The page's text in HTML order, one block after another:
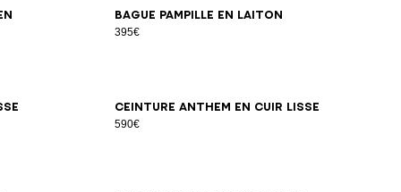
Bague Pampille en laiton
395€
SML
100 Ceinture Anthem en cuir lisse
590€
657075 80859095100